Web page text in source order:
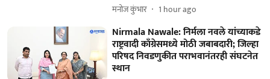
मनोज कुंभार 1 hour ago
Nirmala Nawale: निर्मला नवले यांच्याकडे
राष्ट्रवादी काँग्रेसमध्ये मोठी जबाबदारी; जिल्हा
परिषद निवडणुकीत पराभवानंतरही संघटनेत
स्थान